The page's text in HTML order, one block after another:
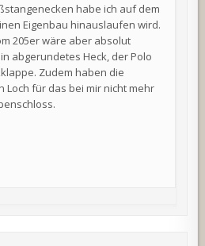
habe ich auf dem
Eigenbau hinauslaufen wird.
205er wäre aber absolut
abgerundetes Heck, der Polo
Zudem haben die
Loch für das bei mir nicht mehr